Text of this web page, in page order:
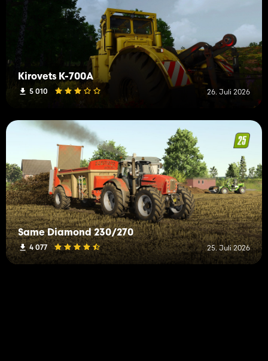
Kirovets K-700A
5 010 26. Juli 2026
Same Diamond 230/270
4 077 25. Juli 2026